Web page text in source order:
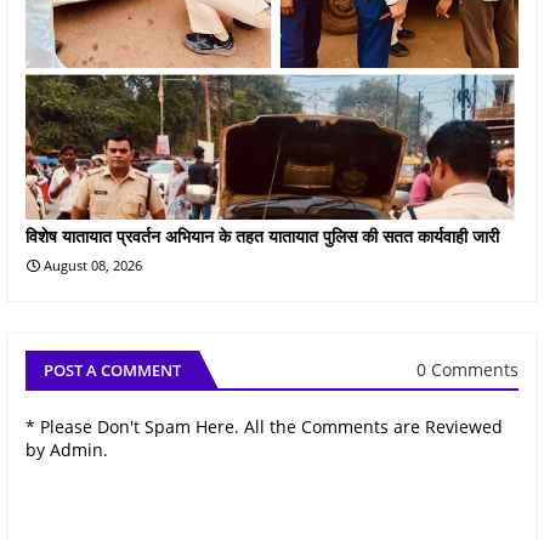
विशेष यातायात प्रवर्तन अभियान के तहत यातायात पुलिस की सतत कार्यवाही जारी
August 08, 2026
POST A COMMENT 0 Comments
* Please Don't Spam Here. All the Comments are Reviewed
by Admin.